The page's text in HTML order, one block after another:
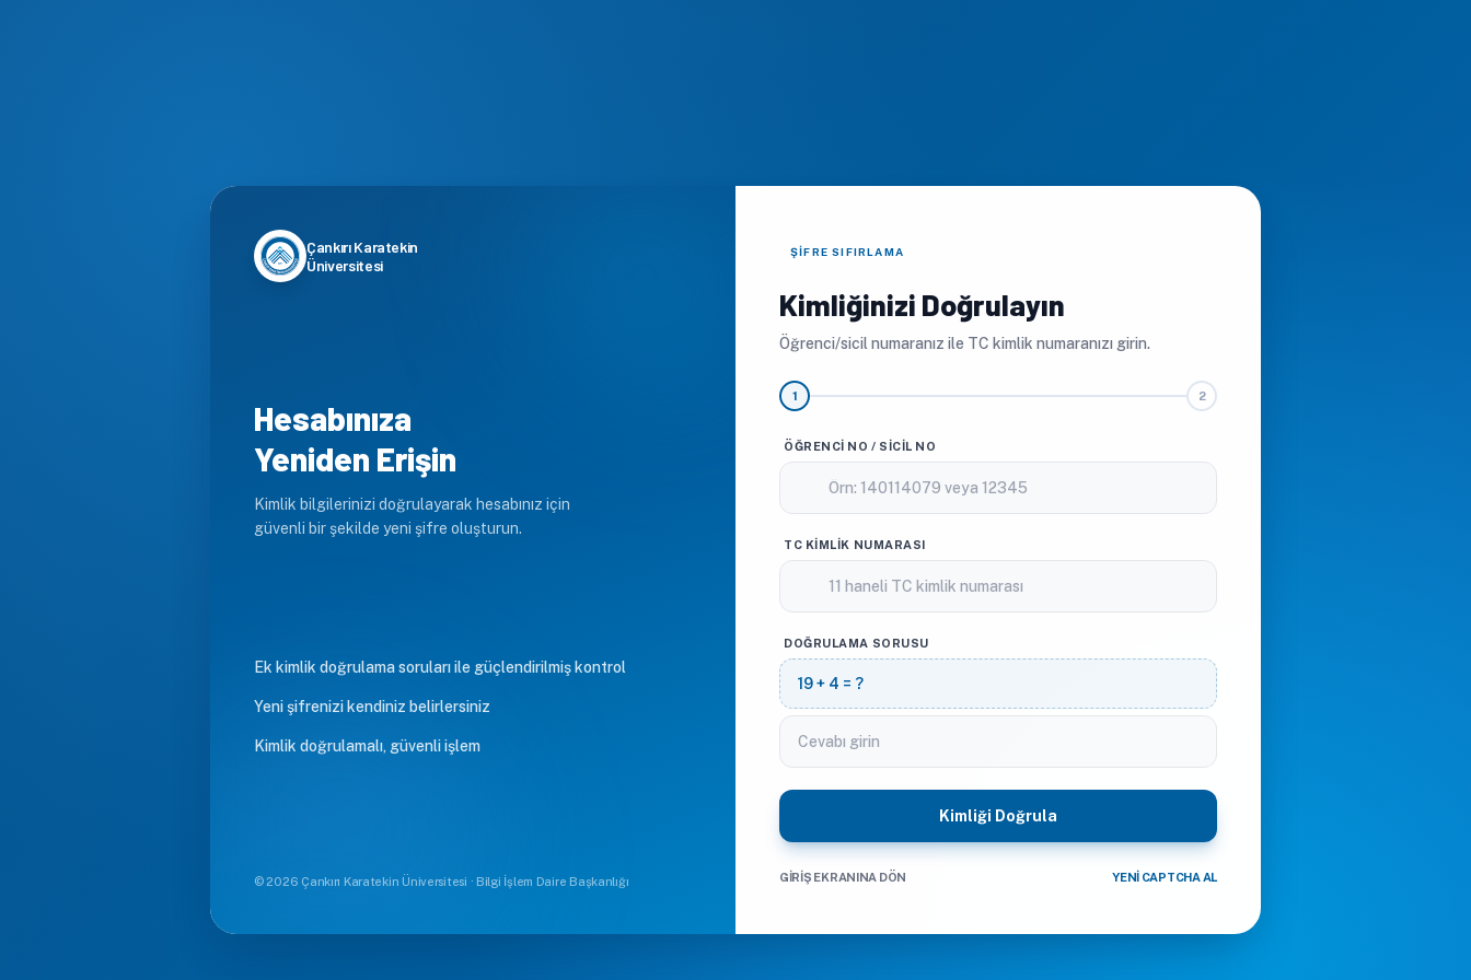
Çankırı Karatekin
Üniversitesi
Hesabınıza
Yeniden Erişin
Kimlik bilgilerinizi doğrulayarak hesabınız için
güvenli bir şekilde yeni şifre oluşturun.
Ek kimlik doğrulama soruları ile güçlendirilmiş kontrol
Yeni şifrenizi kendiniz belirlersiniz
Kimlik doğrulamalı, güvenli işlem
© 2026 Çankırı Karatekin Üniversitesi · Bilgi İşlem Daire Başkanlığı
ŞIFRE SIFIRLAMA
Kimliğinizi Doğrulayın
Öğrenci/sicil numaranız ile TC kimlik numaranızı girin.
1 2
ÖĞRENCI NO / SICIL NO
TC KIMLIK NUMARASI
DOĞRULAMA SORUSU
19 + 4 = ?
Kimliği Doğrula
GIRIŞ EKRANINA DÖN YENI CAPTCHA AL